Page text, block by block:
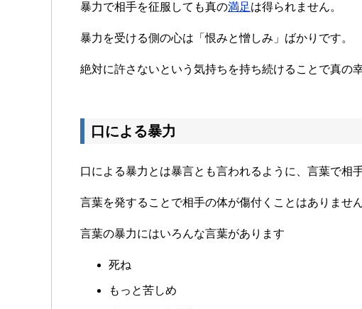
暴力で相手を征服しても真の満足は得られません。
暴力を受ける側の心は「恨みと憎しみ」ばかりです。
絶対に許さないという気持ちを持ち続けることで真の
口による暴力
口による暴力とは暴言とも言われるように、言葉で相
言葉を発することで相手の体が傷付くことはありませ
言葉の暴力にはいろんな言葉があります
死ね
もっと苦しめ